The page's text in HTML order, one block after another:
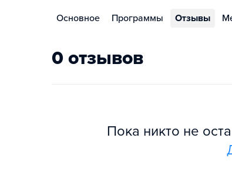
Основное Программы Отзывы
0 отзывов
Пока никто не